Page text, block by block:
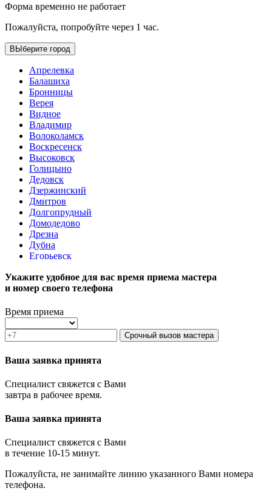
Форма временно не работает
Пожалуйста, попробуйте через 1 час.
ВЫберите город
Апрелевка
Балашиха
Бронницы
Верея
Видное
Владимир
Волоколамск
Воскресенск
Высоковск
Голицыно
Дедовск
Дзержинский
Дмитров
Долгопрудный
Домодедово
Дрезна
Дубна
Егорьевск
Жуковский
Зарайск
Зеленоград
Ивантеевка
Истра
Кашира
Клин
Королёв
Котельники
Красногорск
Краснознаменск
Кубинка
Ликино-Дулёво
Лобня
Укажите удобное для вас время приема мастера
и номер своего телефона
Время приема
Срочный вызов мастера
Ваша заявка принята
Специалист свяжется с Вами
завтра в рабочее время.
Ваша заявка принята
Специалист свяжется с Вами
в течение 10-15 минут.
Пожалуйста, не занимайте линию указанного Вами номера
телефона.